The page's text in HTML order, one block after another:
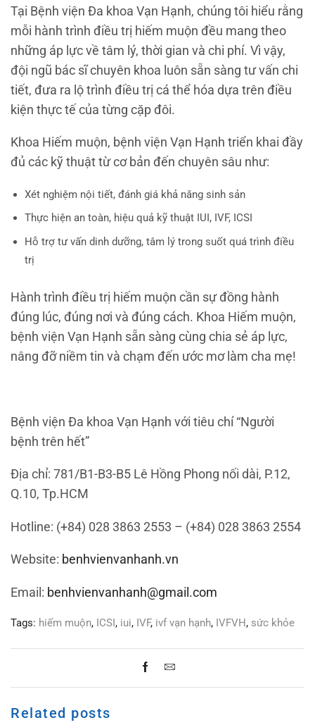
Tại Bệnh viện Đa khoa Vạn Hạnh, chúng tôi hiểu rằng
mỗi hành trình điều trị hiếm muộn đều mang theo
những áp lực về tâm lý, thời gian và chi phí. Vì vậy,
đội ngũ bác sĩ chuyên khoa luôn sẵn sàng tư vấn chi
tiết, đưa ra lộ trình điều trị cá thể hóa dựa trên điều
kiện thực tế của từng cặp đôi.
Khoa Hiếm muộn, bệnh viện Vạn Hạnh triển khai đầy
đủ các kỹ thuật từ cơ bản đến chuyên sâu như:
Xét nghiệm nội tiết, đánh giá khả năng sinh sản
Thực hiện an toàn, hiệu quả kỹ thuật IUI, IVF, ICSI
Hỗ trợ tư vấn dinh dưỡng, tâm lý trong suốt quá trình điều
trị
Hành trình điều trị hiếm muộn cần sự đồng hành
đúng lúc, đúng nơi và đúng cách. Khoa Hiếm muộn,
bệnh viện Vạn Hạnh sẵn sàng cùng chia sẻ áp lực,
nâng đỡ niềm tin và chạm đến ước mơ làm cha mẹ!
Bệnh viện Đa khoa Vạn Hạnh với tiêu chí “Người
bệnh trên hết”
Địa chỉ: 781/B1-B3-B5 Lê Hồng Phong nối dài, P.12,
Q.10, Tp.HCM
Hotline: (+84) 028 3863 2553 – (+84) 028 3863 2554
Website: benhvienvanhanh.vn
Email: benhvienvanhanh@gmail.com
Tags: hiếm muộn, ICSI, iui, IVF, ivf vạn hạnh, IVFVH, sức khỏe
Related posts